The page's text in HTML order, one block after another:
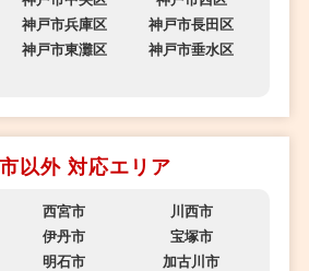
神戸市兵庫区
神戸市長田区
神戸市東灘区
神戸市垂水区
以外 対応エリア
西宮市
川西市
伊丹市
宝塚市
明石市
加古川市